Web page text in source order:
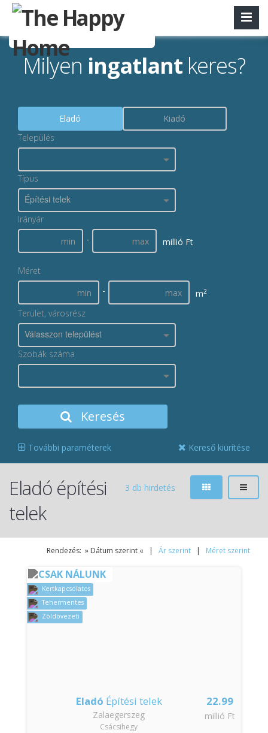
Milyen ingatlant keres?
Eladó
Kiadó
Település
Típus
Építési telek
Irányár
-
millió Ft
Méret
-
m2
Terület, városrész
Válasszon települést
Szobák száma
Keresés
További paraméterek Kereső kiürítése
3 db hirdetés
Eladó építési
telek
Rendezés: » Dátum szerint « | Ár szerint | Méret szerint
CSAK NÁLUNK
Kertkapcsolatos
Tehermentes
Zöldövezeti
22.99
millió Ft
Eladó Építési telek
Zalaegerszeg
Csácsihegy